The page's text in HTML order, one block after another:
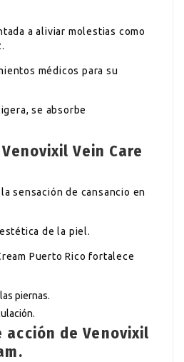
a aliviar molestias como
médicos para su
se absorbe
Vein Care
sensación de cansancio en
de la piel.
Puerto Rico fortalece
piernas.
acción de Venovixil